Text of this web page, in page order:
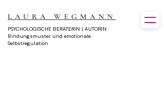
LAURA WEGMANN
PSYCHOLOGISCHE BERATERIN | AUTORIN
Bindungsmuster und emotionale
Selbstregulation